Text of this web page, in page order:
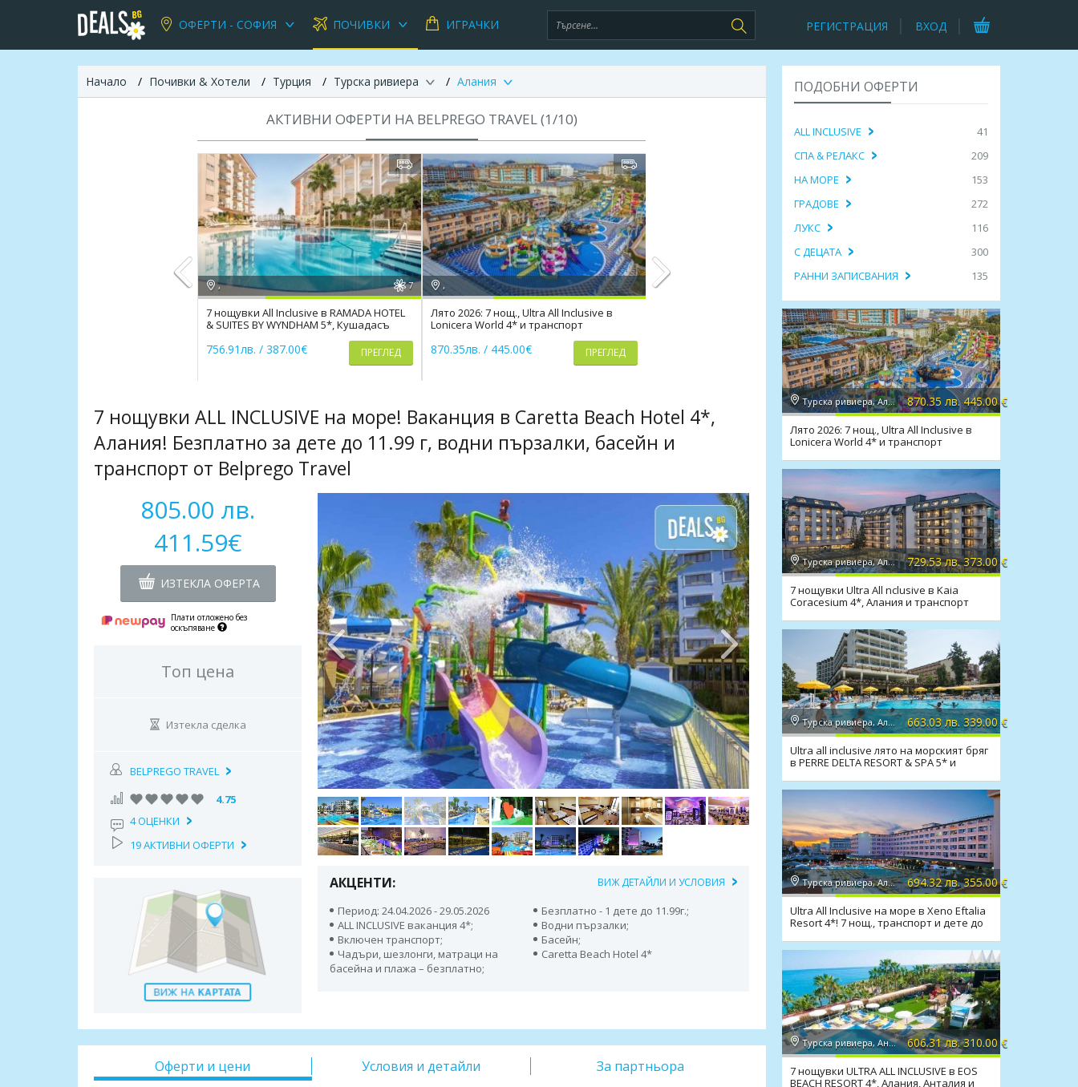
ОФЕРТИ - СОФИЯ ПОЧИВКИ ИГРАЧКИ РЕГИСТРАЦИЯ ВХОД
Начало Почивки & Хотели Турция Турска ривиера Алания
АКТИВНИ ОФЕРТИ НА BELPREGO TRAVEL (1/10)
, 7
7 нощувки All Inclusive в RAMADA HOTEL
& SUITES BY WYNDHAM 5*, Кушадасъ
756.91лв. / 387.00€ ПРЕГЛЕД
,
Лято 2026: 7 нощ., Ultra All Inclusive в
Lonicera World 4* и транспорт
870.35лв. / 445.00€ ПРЕГЛЕД
Ultra All Inclusive на море в Asteria Bloom
Side 5*, 7 нощувки и транспорт
ПРЕГЛЕД
7 нощувки Ultra All nclusive в Kaia
Coracesium 4*, Алания и транспорт
729.53лв. / 373.00€
7 нощувки ALL INCLUSIVЕ на море! Ваканция в Caretta Beach Hotel 4*,
Алания! Безплатно за дете до 11.99 г, водни пързалки, басейн и
транспорт от Belprego Travel
АКЦЕНТИ: ВИЖ ДЕТАЙЛИ И УСЛОВИЯ
Период: 24.04.2026 - 29.05.2026
Безплатно - 1 дете до 11.99г.;
ALL INCLUSIVE ваканция 4*;
Водни пързалки;
Включен транспорт;
Басейн;
Чадъри, шезлонги, матраци на
басейна и плажа – безплатно;
Caretta Beach Hotel 4*
805.00 лв.
411.59€
ИЗТЕКЛА ОФЕРТА
Плати отложено без
оскъпяване
Топ цена
Изтекла сделка
BELPREGO TRAVEL
4.75
4 ОЦЕНКИ
19 АКТИВНИ ОФЕРТИ
Оферти и цени Условия и детайли За партньора
ПОДОБНИ ОФЕРТИ
ALL INCLUSIVE
41
СПА & РЕЛАКС
209
НА МОРЕ
153
ГРАДОВЕ
272
ЛУКС
116
С ДЕЦАТА
300
РАННИ ЗАПИСВАНИЯ
135
Турска ривиера, Алания 870.35 лв. 445.00 €
Лято 2026: 7 нощ., Ultra All Inclusive в
Lonicera World 4* и транспорт
Турска ривиера, Алания 729.53 лв. 373.00 €
7 нощувки Ultra All nclusive в Kaia
Coracesium 4*, Алания и транспорт
Турска ривиера, Алания 663.03 лв. 339.00 €
Ultra all inclusive лято на морският бряг
в PERRE DELTA RESORT & SPA 5* и
Турска ривиера, Алания 694.32 лв. 355.00 €
Ultra All Inclusive на море в Xeno Eftalia
Resort 4*! 7 нощ., транспорт и дете до
Турска ривиера, Анталия 606.31 лв. 310.00 €
7 нощувки ULTRA ALL INCLUSIVE в EOS
BEACH RESORT 4*, Алания, Анталия и